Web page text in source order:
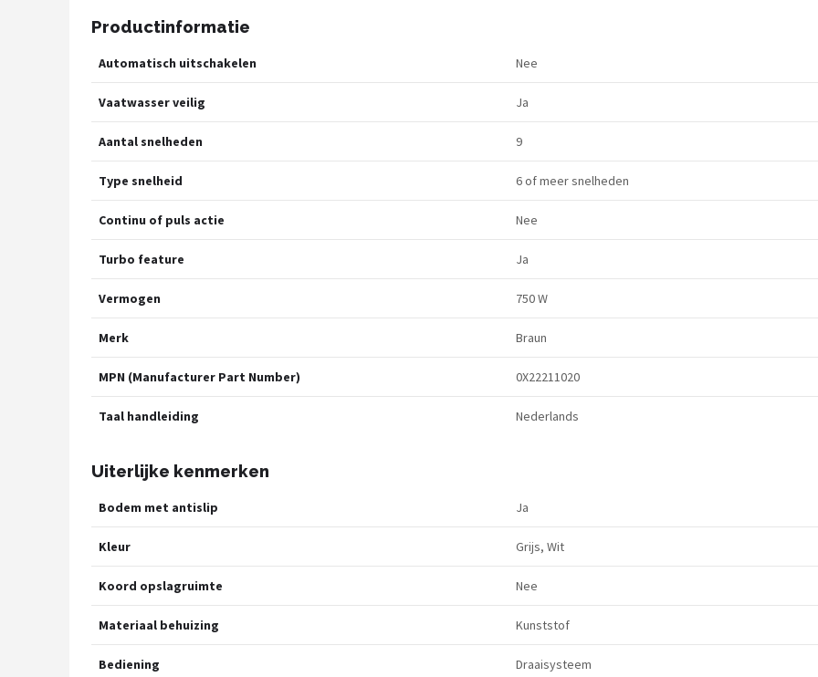
KitchenBrothers
Alle merken →
Productinformatie
Automatisch uitschakelen Nee
Vaatwasser veilig Ja
Aantal snelheden 9
Type snelheid 6 of meer snelheden
Continu of puls actie Nee
Turbo feature Ja
Vermogen 750 W
Merk Braun
MPN (Manufacturer Part Number) 0X22211020
Taal handleiding Nederlands
Uiterlijke kenmerken
Bodem met antislip Ja
Kleur Grijs, Wit
Koord opslagruimte Nee
Materiaal behuizing Kunststof
Bediening Draaisysteem